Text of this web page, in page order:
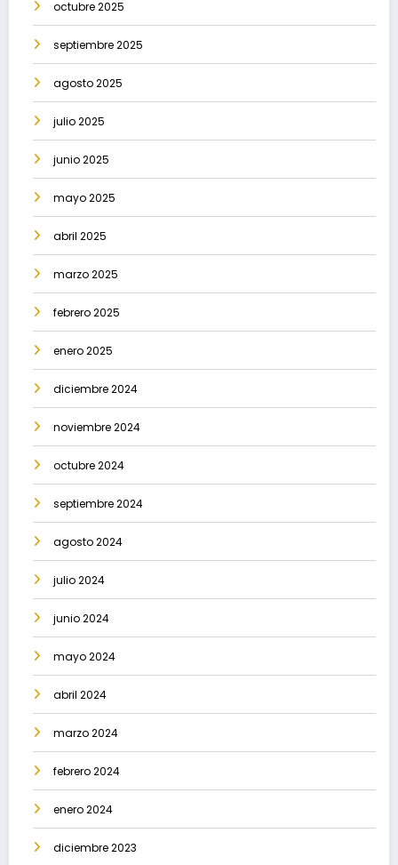
octubre 2025
septiembre 2025
agosto 2025
julio 2025
junio 2025
mayo 2025
abril 2025
marzo 2025
febrero 2025
enero 2025
diciembre 2024
noviembre 2024
octubre 2024
septiembre 2024
agosto 2024
julio 2024
junio 2024
mayo 2024
abril 2024
marzo 2024
febrero 2024
enero 2024
diciembre 2023